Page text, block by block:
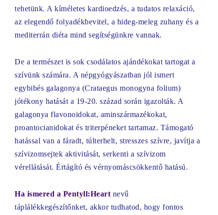
tehetünk. A kíméletes kardioedzés, a tudatos relaxáció,
az elegendő folyadékbevitel, a hideg-meleg zuhany és a
mediterrán diéta mind segítségünkre vannak.
De a természet is sok csodálatos ajándékokat tartogat a
szívünk számára. A népgyógyászatban jól ismert
egybibés galagonya (Crataegus monogyna folium)
jótékony hatását a 19-20. század során igazolták. A
galagonya flavonoidokat, aminszármazékokat,
proantocianidokat és triterpéneket tartamaz. Támogató
hatással van a fáradt, túlterhelt, stresszes szívre, javítja a
szívizomsejtek aktivitását, serkenti a szívizom
vérellátását. Értágító és vérnyomáscsökkentő hatású.
Ha ismered a Pentyll:Heart nevű
táplálékkegészítőnket, akkor tudhatod, hogy fontos